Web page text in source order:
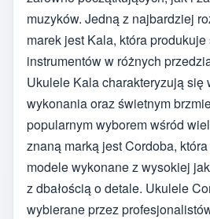
muzyków. Jedną z najbardziej
marek jest Kala, która
instrumentów w różnych
Ukulele Kala charakteryzują się
wykonania oraz świetnym
popularnym wyborem wśród
znaną marką jest Cordoba,
modele wykonane z wysokiej
z dbałością o detale. Ukulele
wybierane przez